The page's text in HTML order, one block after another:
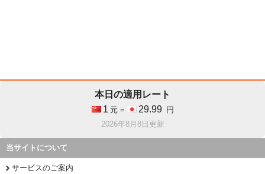
本日の適用レート
1 元 = 29.99
円
2026年8月8日更新
当サイトについて
サービスのご案内